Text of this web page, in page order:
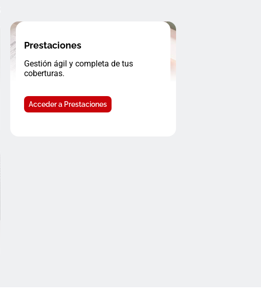
Prestaciones
Gestión ágil y completa de tus
coberturas.
Acceder a Prestaciones